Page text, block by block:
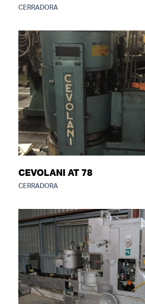
CERRADORA
CEVOLANI AT 78
CERRADORA